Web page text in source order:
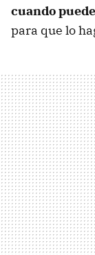
cuando
para que lo